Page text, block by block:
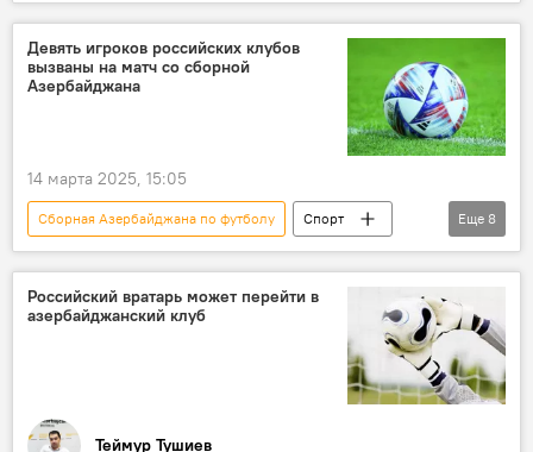
Азербайджан
Футбол
национальная команда
Фернанду Сантуш
главный тренер
Отставка
Девять игроков российских клубов
вызваны на матч со сборной
Азербайджана
14 марта 2025, 15:05
Сборная Азербайджана по футболу
Спорт
Азербайджан
Футбол
Беларусь
Матч
Россия
Товарищеский матч
Баку
Махир Эмрели
Еще 8
Российский вратарь может перейти в
азербайджанский клуб
Теймур Тушиев